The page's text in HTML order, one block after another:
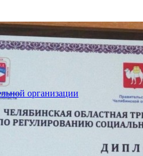
организации